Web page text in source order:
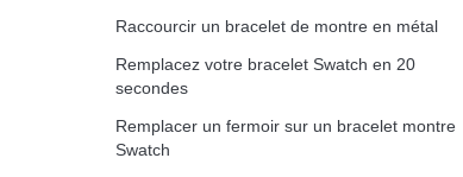
Raccourcir un bracelet de montre en métal
Remplacez votre bracelet Swatch en 20
secondes
Remplacer un fermoir sur un bracelet montre
Swatch